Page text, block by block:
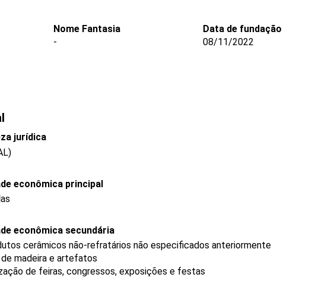
Nome Fantasia
-
Data de fundação
08/11/2022
jurídica
econômica principal
econômica secundária
cerâmicos não-refratários não especificados anteriormente
madeira e artefatos
de feiras, congressos, exposições e festas